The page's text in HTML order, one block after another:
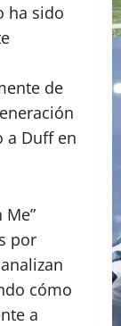
ha sido
de
a Duff en
Me”
por
cómo
a